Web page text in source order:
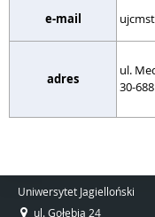
e-mail
adres
ul.
30-
Uniwersytet Jagielloński
ul. Gołębia 24